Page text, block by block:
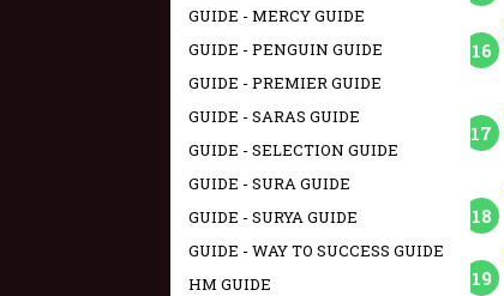
GUIDE - MERCY GUIDE
GUIDE - PENGUIN GUIDE
GUIDE - PREMIER GUIDE
GUIDE - SARAS GUIDE
GUIDE - SELECTION GUIDE
GUIDE - SURA GUIDE
GUIDE - SURYA GUIDE
GUIDE - WAY TO SUCCESS GUIDE
HM GUIDE